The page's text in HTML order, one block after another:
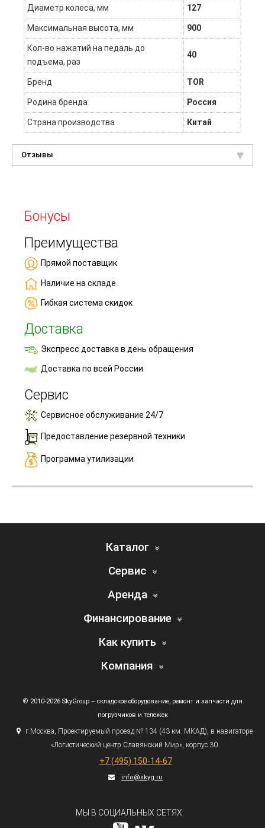
Диаметр колеса, мм 127
Максимальная высота, мм 900
Кол-во нажатий на педаль до
подъема, раз
40
Бренд TOR
Родина бренда Россия
Страна производства Китай
Отзывы
Бонусы
Преимущества
Прямой поставщик
Наличие на складе
Гибкая система скидок
Доставка
Экспресс доставка в день обращения
Доставка по всей России
Сервис
Сервисное обслуживание 24/7
Предоставление резервной техники
Программа утилизации
Каталог
Сервис
Аренда
Финансирование
Как купить
Компания
© 2010-2026 SkyGroup – складское оборудование, ремонт и запчасти для
погрузчиков и тележек
г. Москва, Проектируемый проезд № 134 (43км. МКАД), в навигаторе
«Логистический центр Славянский Мир», корпус 30
+7 (495) 150-14-67
info@skyg.ru
МЫ В СОЦИАЛЬНЫХ СЕТЯХ: